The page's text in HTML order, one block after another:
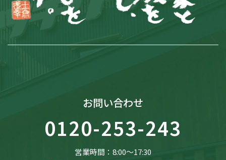
お問い合わせ
0120-253-243
営業時間：8:00〜17:30